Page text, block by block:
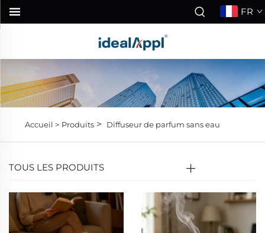
FR
Accueil > Produits> Diffuseur de parfum sans eau
TOUS LES PRODUITS